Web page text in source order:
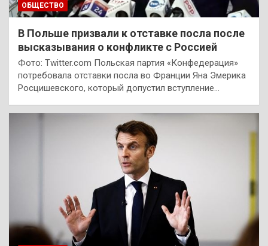
ОБЩЕСТВО
В Польше призвали к отставке посла после
высказывания о конфликте с Россией
Фото: Twitter.com Польская партия «Конфедерация»
потребовала отставки посла во Франции Яна Эмерика
Росцишевского, который допустил вступление…